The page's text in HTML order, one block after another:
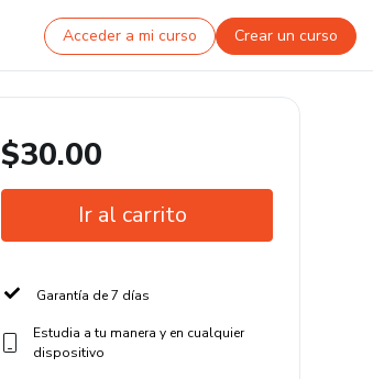
Acceder a mi curso Crear un curso
$30.00
Ir al carrito
Garantía de 7 días
Estudia a tu manera y en cualquier
dispositivo